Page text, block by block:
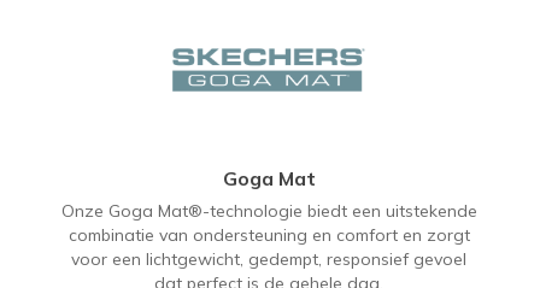
Goga Mat
Onze Goga Mat®-technologie biedt een uitstekende
combinatie van ondersteuning en comfort en zorgt
voor een lichtgewicht, gedempt, responsief gevoel
dat perfect is de gehele dag.